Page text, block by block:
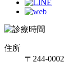
住所
〒244-0002